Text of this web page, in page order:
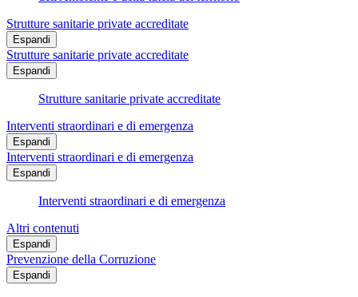
Strutture sanitarie private accreditate
Espandi
Strutture sanitarie private accreditate
Espandi
Strutture sanitarie private accreditate
Interventi straordinari e di emergenza
Espandi
Interventi straordinari e di emergenza
Espandi
Interventi straordinari e di emergenza
Altri contenuti
Espandi
Prevenzione della Corruzione
Espandi